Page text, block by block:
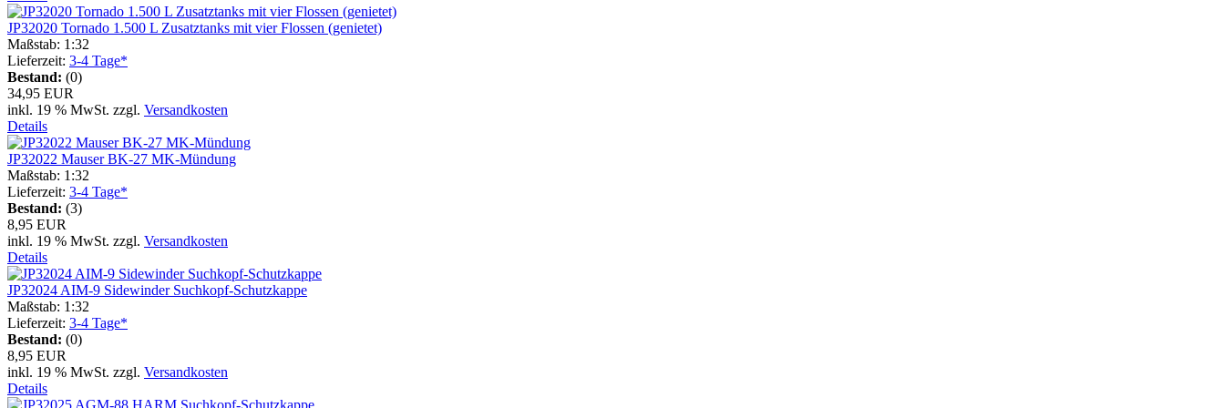
JP32020 Tornado 1.500 L Zusatztanks mit vier Flossen (genietet)
Maßstab: 1:32
Lieferzeit: 3-4 Tage*
Bestand: (0)
34,95 EUR
inkl. 19 % MwSt. zzgl. Versandkosten
Details
JP32022 Mauser BK-27 MK-Mündung
Maßstab: 1:32
Lieferzeit: 3-4 Tage*
Bestand: (3)
8,95 EUR
inkl. 19 % MwSt. zzgl. Versandkosten
Details
JP32024 AIM-9 Sidewinder Suchkopf-Schutzkappe
Maßstab: 1:32
Lieferzeit: 3-4 Tage*
Bestand: (0)
8,95 EUR
inkl. 19 % MwSt. zzgl. Versandkosten
Details